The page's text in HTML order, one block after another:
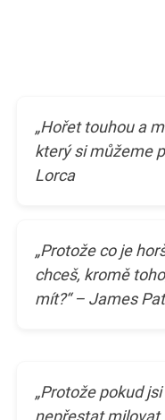
„Hořet touhou a
který si můžeme
Lorca
„Protože co je
chceš, kromě
mít?“ – James
„Protože pokud
nepřestat